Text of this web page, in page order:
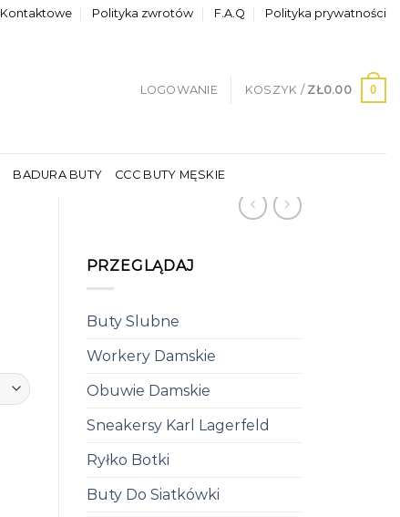
Kontaktowe Polityka zwrotów F.A.Q Polityka prywatności
LOGOWANIE KOSZYK / ZŁ0.00 0
BADURA BUTY CCC BUTY MĘSKIE
PRZEGLĄDAJ
Buty Slubne
Workery Damskie
Obuwie Damskie
Sneakersy Karl Lagerfeld
Ryłko Botki
Buty Do Siatkówki